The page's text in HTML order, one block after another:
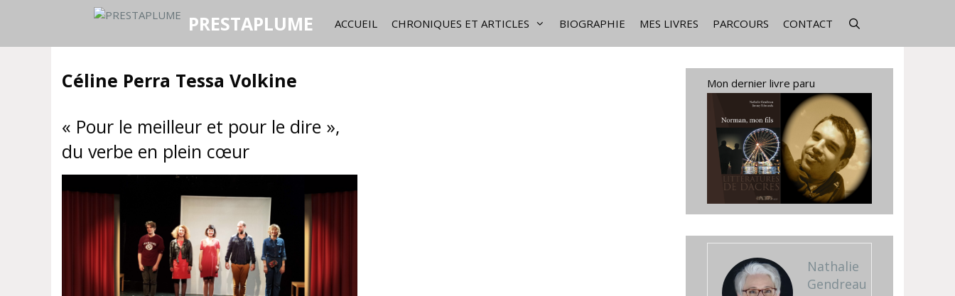
PRESTAPLUME ACCUEIL CHRONIQUES ET ARTICLES BIOGRAPHIE MES LIVRES PARCOURS CONTACT
Céline Perra Tessa Volkine
« Pour le meilleur et pour le dire »,
du verbe en plein cœur
Mon dernier livre paru
Nathalie
Gendreau